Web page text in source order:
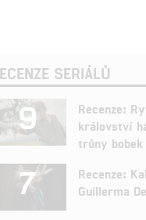
SERIÁLŮ
9
Recenze:
království
trůny bobek
7
Recenze:
Guillerma